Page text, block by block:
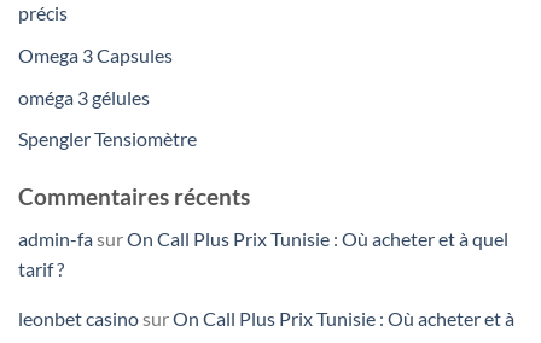
précis
Omega 3 Capsules
oméga 3 gélules
Spengler Tensiomètre
Commentaires récents
admin-fasurOn Call Plus Prix Tunisie : Où acheter et à quel
tarif ?
leonbet casinosurOn Call Plus Prix Tunisie : Où acheter et à